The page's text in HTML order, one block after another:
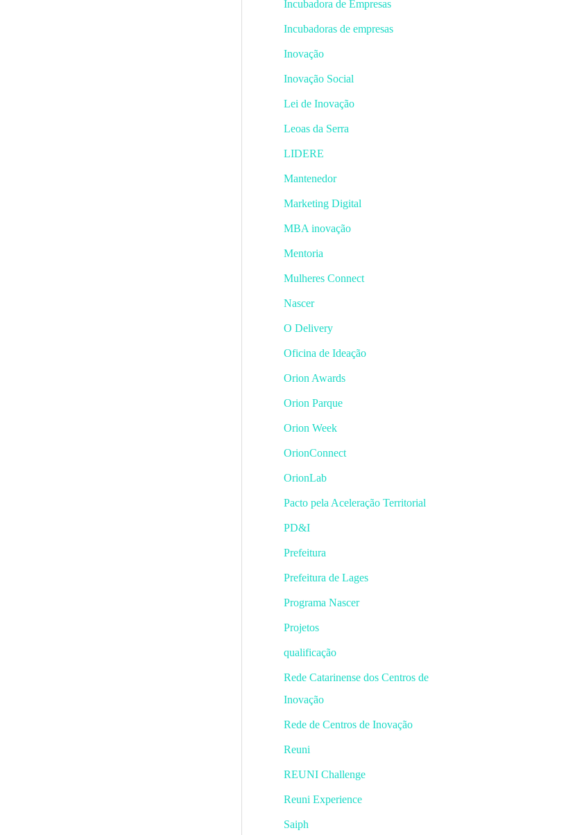
Incubadora de Empresas
Incubadoras de empresas
Inovação
Inovação Social
Lei de Inovação
Leoas da Serra
LIDERE
Mantenedor
Marketing Digital
MBA inovação
Mentoria
Mulheres Connect
Nascer
O Delivery
Oficina de Ideação
Orion Awards
Orion Parque
Orion Week
OrionConnect
OrionLab
Pacto pela Aceleração Territorial
PD&I
Prefeitura
Prefeitura de Lages
Programa Nascer
Projetos
qualificação
Rede Catarinense dos Centros de
Inovação
Rede de Centros de Inovação
Reuni
REUNI Challenge
Reuni Experience
Saiph